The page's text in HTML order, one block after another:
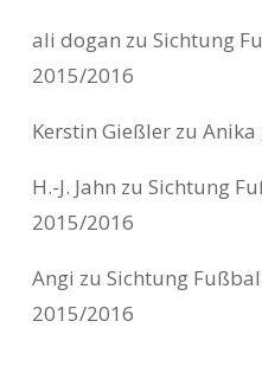
ali dogan zu Sichtung
2015/2016
Kerstin Gießlerzu Anika
H.-J. Jahn zu Sichtung
2015/2016
Angi zu Sichtung
2015/2016